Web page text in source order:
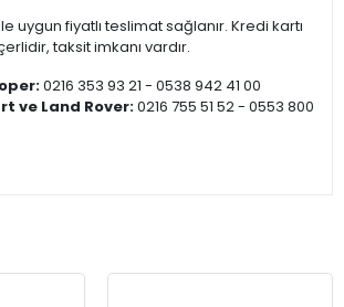
uygun fiyatlı teslimat sağlanır. Kredi kartı
taksit imkanı vardır.
0216 353 93 21 - 0538 942 41 00
ve Land Rover:0216 755 51 52 - 0553 800